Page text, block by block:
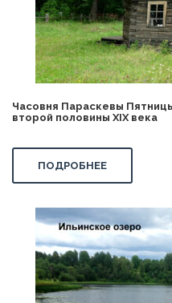
Часовня Параскевы
второй половины XIX века
ПОДРОБНЕЕ